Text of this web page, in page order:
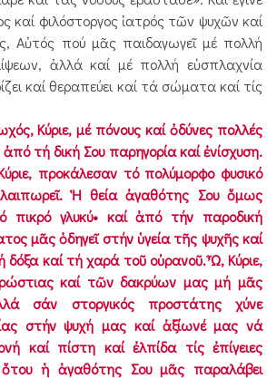
καί φιλόστοργος ἰατρός τῶν ψυχῶν καί
πού μᾶς παιδαγωγεῖ μέ πολλή
ἀλλά καί μέ πολλή εὐσπλαχνία
καί θεραπεύει καί τά σώματα καί τίς
Κύριε, μέ πόνους καί ὀδύνες πολλές
τή δική Σου παρηγορία καί ἐνίσχυση.
προκάλεσαν τό πολύμορφο φυσικό
Ἡ θεία ἀγαθότης Σου ὅμως
πικρό γλυκύ• καί ἀπό τήν παροδική
μᾶς ὁδηγεῖ στήν ὑγεία τῆς ψυχῆς καί
δόξα καί τή χαρά τοῦ οὐρανοῦ. Ὦ, Κύριε,
καί τῶν δακρύων μας μή μᾶς
σάν στοργικός προστάτης χύνε
στήν ψυχή μας καί ἀξίωνέ μας νά
καί πίστη καί ἐλπίδα τίς ἐπίγειες
ἡ ἀγαθότης Σου μᾶς παραλάβει